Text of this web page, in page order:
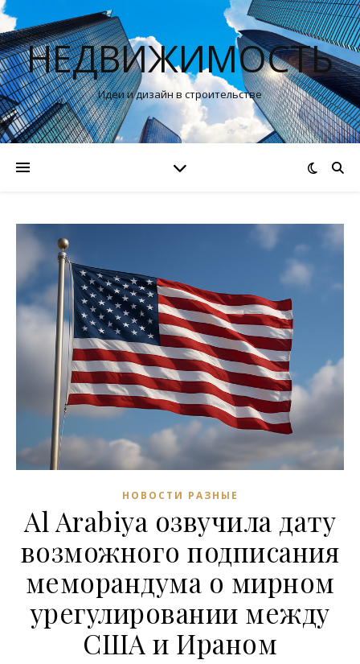
НЕДВИЖИМОСТЬ
Идеи и дизайн в строительстве
НОВОСТИ РАЗНЫЕ
Al Arabiya озвучила дату
возможного подписания
меморандума о мирном
урегулировании между
США и Ираном